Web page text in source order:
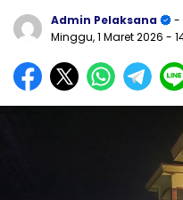
Admin Pelaksana
-
Minggu, 1 Maret 2026 -